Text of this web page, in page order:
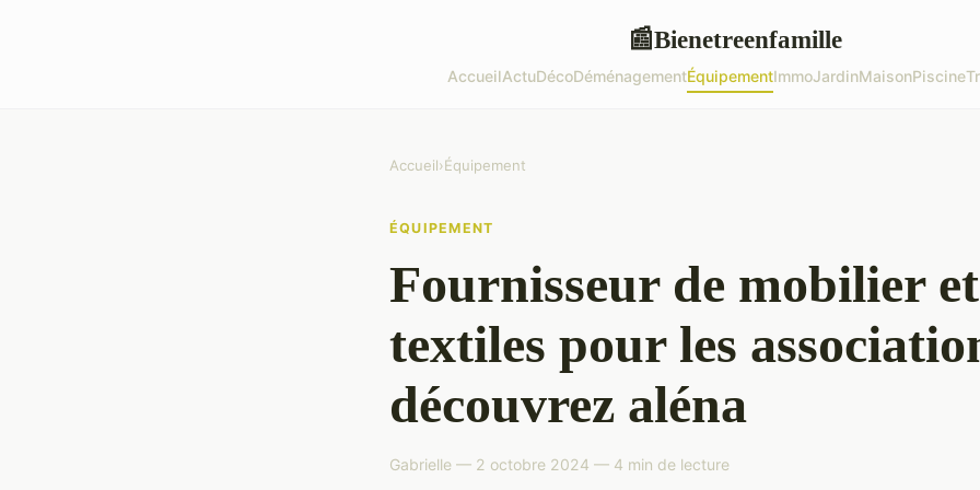
📰Bienetreenfamille
AccueilActuDécoDéménagementÉquipementImmoJardinMaisonPiscine
Accueil›Équipement
ÉQUIPEMENT
Fournisseur de mobilier et
textiles pour les
découvrez aléna
Gabrielle — 2 octobre 2024 — 4 min de lecture